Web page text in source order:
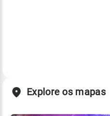
Explore os mapas